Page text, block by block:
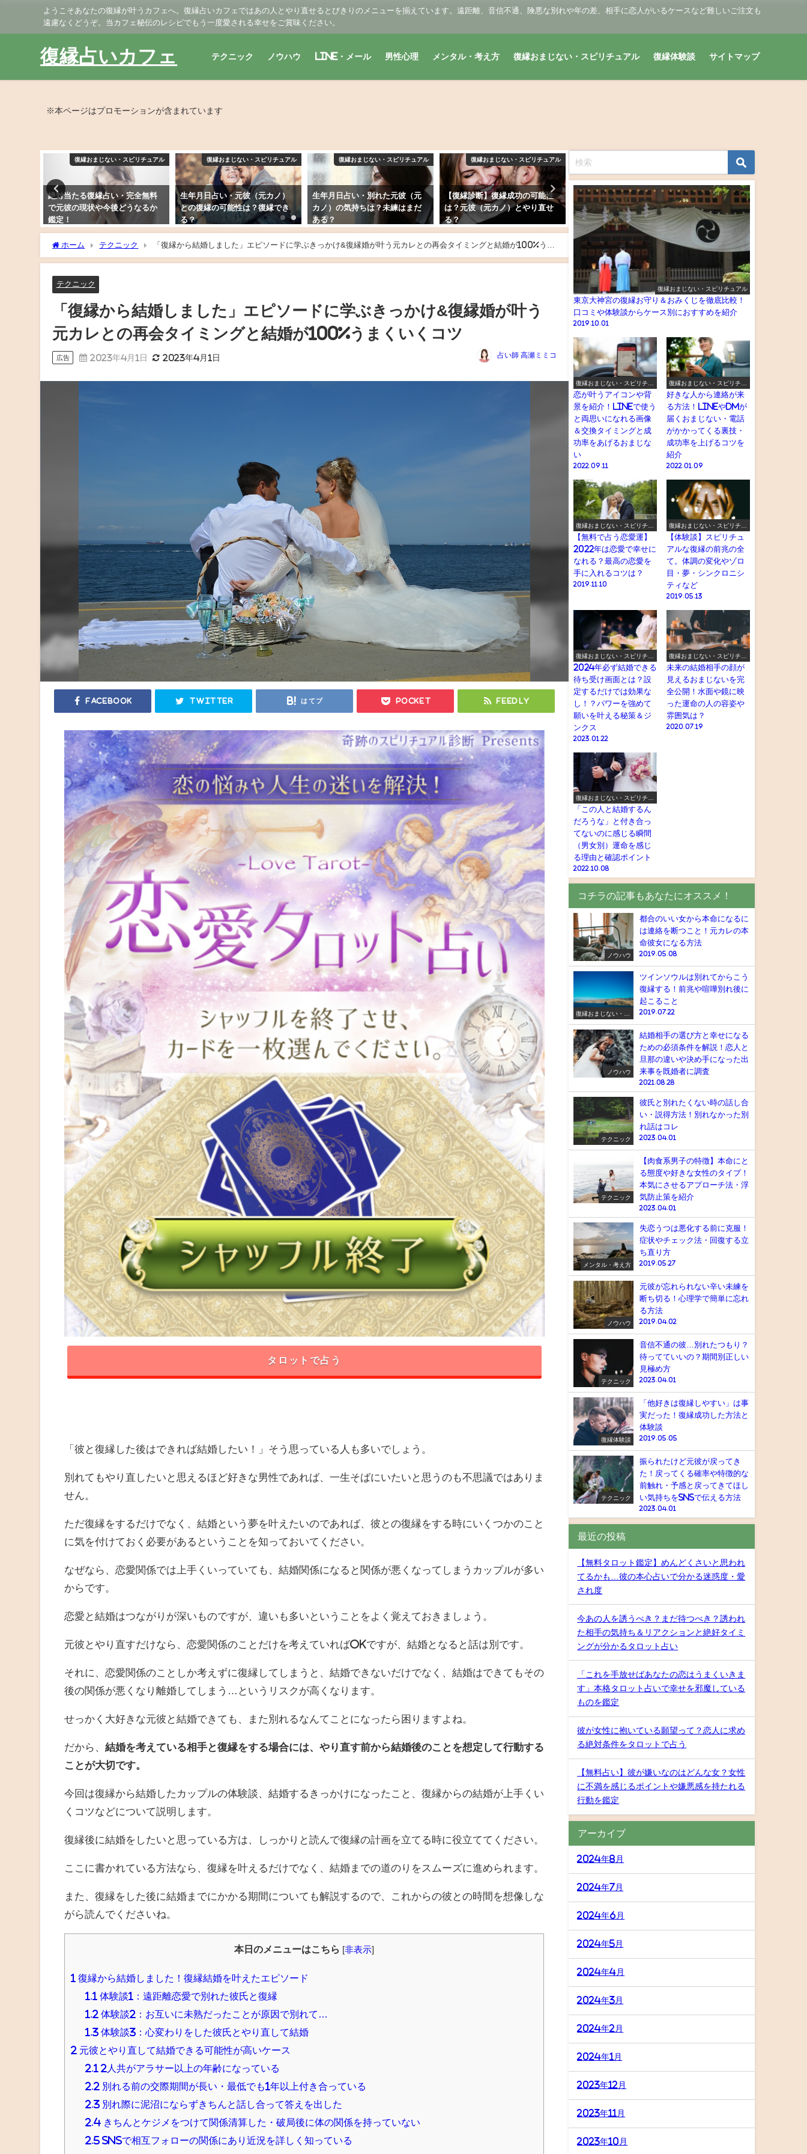
ようこそあなたの復縁が叶うカフェへ。復縁占いカフェではあの人とやり直せるとびきりのメニューを揃えています。遠距離、音信不通、険悪な別れや年の差、相手に恋人がいるケースなど難しいご注文も
遠慮なくどうぞ。当カフェ秘伝のレシピでもう一度愛される幸せをご賞味ください。
復縁占いカフェ テクニック ノウハウ LINE・メール 男性心理 メンタル・考え方 復縁おまじない・スピリチュアル 復縁体験談 サイトマップ
※本ページはプロモーションが含まれています
復縁おまじない・スピリチュアル
生年月日占い・元彼（元カノ）
との復縁の可能性は？復縁でき
る？
復縁おまじない・スピリチュアル
生年月日占い・別れた元彼（元
カノ）の気持ちは？未練はまだ
ある？
復縁おまじない・スピリチュアル
【復縁診断】復縁成功の可能性
は？元彼（元カノ）とやり直せ
る？
復縁おまじない・スピリチュアル
タロット占い・元彼に連絡はく
る？今、LINEは我慢？すべき？
2019年2月28日
絶対当たる復縁占い・完全無料
で元彼の現状や今後どうなるか
鑑定！
2019年3月21日
復縁おまじない・スピリ
生年月日占い・元彼（元カ
との復縁の可能性は？復縁
る？
2019年2月6日
ホーム テクニック
「復縁から結婚しました」エピソードに学ぶきっかけ&復縁婚が叶う元カレとの再会タイミングと結婚が100%うま
くいくコツ
テクニック
「復縁から結婚しました」エピソードに学ぶきっかけ&復縁婚が叶う
元カレとの再会タイミングと結婚が100%うまくいくコツ
広告 2023年4月1日 2023年4月1日 占い師 高瀬ミミコ
Facebook Twitter はてブ Pocket Feedly
タロットで占う
「彼と復縁した後はできれば結婚したい！」そう思っている人も多いでしょう。
別れてもやり直したいと思えるほど好きな男性であれば、一生そばにいたいと思うのも不思議ではありま
せん。
ただ復縁をするだけでなく、結婚という夢を叶えたいのであれば、彼との復縁をする時にいくつかのこと
に気を付けておく必要があるということを知っておいてください。
なぜなら、恋愛関係では上手くいっていても、結婚関係になると関係が悪くなってしまうカップルが多い
からです。
恋愛と結婚はつながりが深いものですが、違いも多いということをよく覚えておきましょう。
元彼とやり直すだけなら、恋愛関係のことだけを考えていればOKですが、結婚となると話は別です。
それに、恋愛関係のことしか考えずに復縁してしまうと、結婚できないだけでなく、結婚はできてもその
後の関係が悪くなり離婚してしまう…というリスクが高くなります。
せっかく大好きな元彼と結婚できても、また別れるなんてことになったら困りますよね。
だから、結婚を考えている相手と復縁をする場合には、やり直す前から結婚後のことを想定して行動する
ことが大切です。
今回は復縁から結婚したカップルの体験談、結婚するきっかけになったこと、復縁からの結婚が上手くい
くコツなどについて説明します。
復縁後に結婚をしたいと思っている方は、しっかりと読んで復縁の計画を立てる時に役立ててください。
ここに書かれている方法なら、復縁を叶えるだけでなく、結婚までの道のりをスムーズに進められます。
また、復縁をした後に結婚までにかかる期間についても解説するので、これからの彼との時間を想像しな
がら読んでくださいね。
本日のメニューはこちら [非表示
1 復縁から結婚しました！復縁結婚を叶えたエピソード
1.1 体験談1：遠距離恋愛で別れた彼氏と復縁
1.2 体験談2：お互いに未熟だったことが原因で別れて…
1.3 体験談3：心変わりをした彼氏とやり直して結婚
2 元彼とやり直して結婚できる可能性が高いケース
2.1 2人共がアラサー以上の年齢になっている
2.2 別れる前の交際期間が長い・最低でも1年以上付き合っている
2.3 別れ際に泥沼にならずきちんと話し合って答えを出した
2.4 きちんとケジメをつけて関係清算した・破局後に体の関係を持っていない
2.5 SNSで相互フォローの関係にあり近況を詳しく知っている
復縁おまじない・スピリチュアル
東京大神宮の復縁お守り＆おみくじを徹底比較！
口コミや体験談からケース別におすすめを紹介
2019.10.01
復縁おまじない・スピリチュ
アル
恋が叶うアイコンや背
景を紹介！LINEで使う
と両思いになれる画像
＆交換タイミングと成
功率をあげるおまじな
い
2022.09.11
復縁おまじない・スピリチュ
アル
好きな人から連絡が来
る方法！LINEやDMが
届くおまじない・電話
がかかってくる裏技・
成功率を上げるコツを
紹介
2022.01.09
復縁おまじない・スピリチュ
アル
【無料で占う恋愛運】
2022年は恋愛で幸せに
なれる？最高の恋愛を
手に入れるコツは？
2019.11.10
復縁おまじない・スピリチュ
アル
【体験談】スピリチュ
アルな復縁の前兆の全
て。体調の変化やゾロ
目・夢・シンクロニシ
ティなど
2019.05.13
復縁おまじない・スピリチュ
アル
2024年必ず結婚できる
待ち受け画面とは？設
定するだけでは効果な
し！？パワーを強めて
願いを叶える秘策＆ジ
ンクス
2023.01.22
復縁おまじない・スピリチュ
アル
未来の結婚相手の顔が
見えるおまじないを完
全公開！水面や鏡に映
った運命の人の容姿や
雰囲気は？
2020.07.19
復縁おまじない・スピリチュ
アル
「この人と結婚するん
だろうな」と付き合っ
てないのに感じる瞬間
（男女別）運命を感じ
る理由と確認ポイント
2022.10.08
コチラの記事もあなたにオススメ！
ノウハウ
都合のいい女から本命になるに
は連絡を断つこと！元カレの本
命彼女になる方法
2019.05.08
復縁おまじない・ス
ピリチュアル
ツインソウルは別れてからこう
復縁する！前兆や喧嘩別れ後に
起こること
2019.07.22
ノウハウ
結婚相手の選び方と幸せになる
ための必須条件を解説！恋人と
旦那の違いや決め手になった出
来事を既婚者に調査
2021.08.28
テクニック
彼氏と別れたくない時の話し合
い・説得方法！別れなかった別
れ話はコレ
2023.04.01
テクニック
【肉食系男子の特徴】本命にと
る態度や好きな女性のタイプ！
本気にさせるアプローチ法・浮
気防止策を紹介
2023.04.01
メンタル・考え方
失恋うつは悪化する前に克服！
症状やチェック法・回復する立
ち直り方
2019.05.27
ノウハウ
元彼が忘れられない辛い未練を
断ち切る！心理学で簡単に忘れ
る方法
2019.04.02
テクニック
音信不通の彼…別れたつもり？
待ってていいの？期間別正しい
見極め方
2023.04.01
復縁体験談
「他好きは復縁しやすい」は事
実だった！復縁成功した方法と
体験談
2019.05.05
テクニック
振られたけど元彼が戻ってき
た！戻ってくる確率や特徴的な
前触れ・予感と戻ってきてほし
い気持ちをSNSで伝える方法
2023.04.01
最近の投稿
【無料タロット鑑定】めんどくさいと思われ
てるかも…彼の本心占いで分かる迷惑度・愛
され度
今あの人を誘うべき？まだ待つべき？誘われ
た相手の気持ち＆リアクションと絶好タイミ
ングが分かるタロット占い
「これを手放せばあなたの恋はうまくいきま
す」本格タロット占いで幸せを邪魔している
ものを鑑定
彼が女性に抱いている願望って？恋人に求め
る絶対条件をタロットで占う
【無料占い】彼が嫌いなのはどんな女？女性
に不満を感じるポイントや嫌悪感を持たれる
行動を鑑定
アーカイブ
2024年8月
2024年7月
2024年6月
2024年5月
2024年4月
2024年3月
2024年2月
2024年1月
2023年12月
2023年11月
2023年10月